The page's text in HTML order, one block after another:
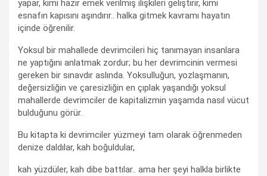
yapar, kimi hazır emek verilmiş ilişkileri geliştirir, kimi
esnafın kapısını aşındırır.. halka gitmek kavramı hayatın
içinde öğrenilir.
Yoksul bir mahallede devrimcileri hiç tanımayan insanlara
ne yaptığını anlatmak zordur; bu her devrimcinin vermesi
gereken bir sınavdır aslında. Yoksulluğun, yozlaşmanın,
değersizliğin ve çaresizliğin en çıplak yaşandığı yoksul
mahallerde devrimciler de kapitalizmin yaşamda nasıl vücut
bulduğunu görür.
Bu kitapta ki devrimciler yüzmeyi tam olarak öğrenmeden
denize daldılar, kah boğuldular,
kah yüzdüler, kah dibe battılar.. ama her şeyi halkla birlikte